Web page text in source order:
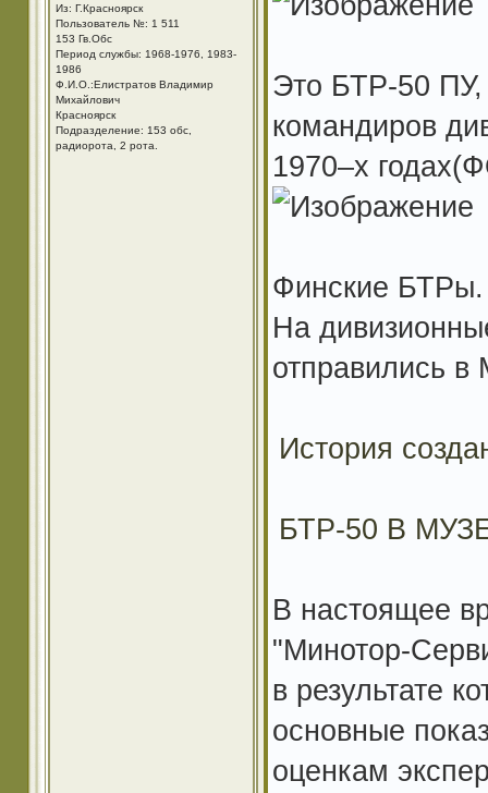
Из: Г.Красноярск
Пользователь №: 1 511
153 Гв.Обс
Период службы: 1968-1976, 1983-
1986
Ф.И.О.:Елистратов Владимир
Михайлович
Красноярск
Подразделение: 153 обс,
радиорота, 2 рота.
Это БТР-50
командиров
1970–х
Финские БТРы.
На
отправились в
История
БТР-50 В
В настоящее
"Минотор-
в результате
основные
оценкам